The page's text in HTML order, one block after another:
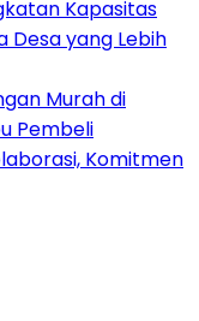
Kapasitas
Desa yang Lebih
Murah di
Pembeli
Komitmen